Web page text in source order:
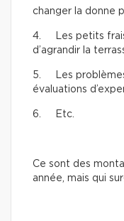
changer la donne
4. Les petits frais
d’agrandir la
5. Les
évaluations
6. Etc.
Ce sont des
année, mais qui